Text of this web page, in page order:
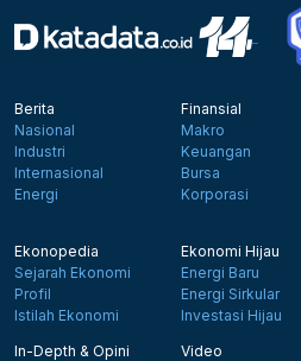
Berita
Nasional
Industri
Internasional
Energi
Finansial
Makro
Keuangan
Bursa
Korporasi
Ekonopedia
Sejarah Ekonomi
Profil
Istilah Ekonomi
Ekonomi Hijau
Energi Baru
Energi Sirkular
Investasi Hijau
In-Depth & Opini
Video